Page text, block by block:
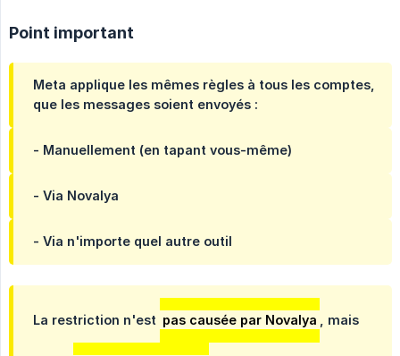
Point important
Meta applique les mêmes règles à tous les comptes,
que les messages soient envoyés :
- Manuellement (en tapant vous-même)
- Via Novalya
- Via n'importe quel autre outil
La restriction n'est pas causée par Novalya , mais